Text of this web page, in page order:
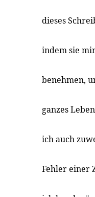
dieses
indem sie
benehmen,
ganzes
ich auch
Fehler einer